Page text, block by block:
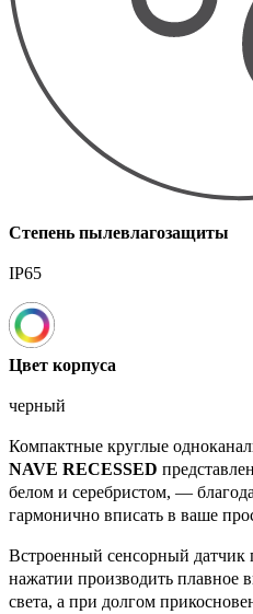
Степень пылевлагозащиты
IP65
Цвет корпуса
черный
Компактные круглые
NAVE RECESSED
белом и серебристом, —
гармонично вписать в ваше
Встроенный сенсорный датчик
нажатии производить плавное
света, а при долгом